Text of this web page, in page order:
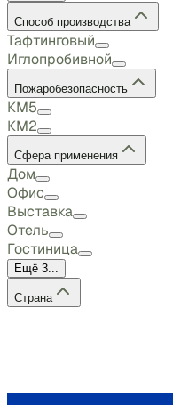
Способ производства
Тафтинговый
Иглопробивной
Пожаробезопасность
КМ5
КМ2
Сфера применения
Дом
Офис
Выставка
Отель
Гостиница
Ещё 3...
Страна